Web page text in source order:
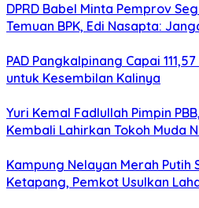
DPRD Babel Minta Pemprov
Temuan BPK, Edi Nasapta:
PAD Pangkalpinang Capai
untuk Kesembilan Kalinya
Yuri Kemal Fadlullah Pimpin
Kembali Lahirkan Tokoh Muda
Kampung Nelayan Merah Putih
Ketapang, Pemkot Usulkan